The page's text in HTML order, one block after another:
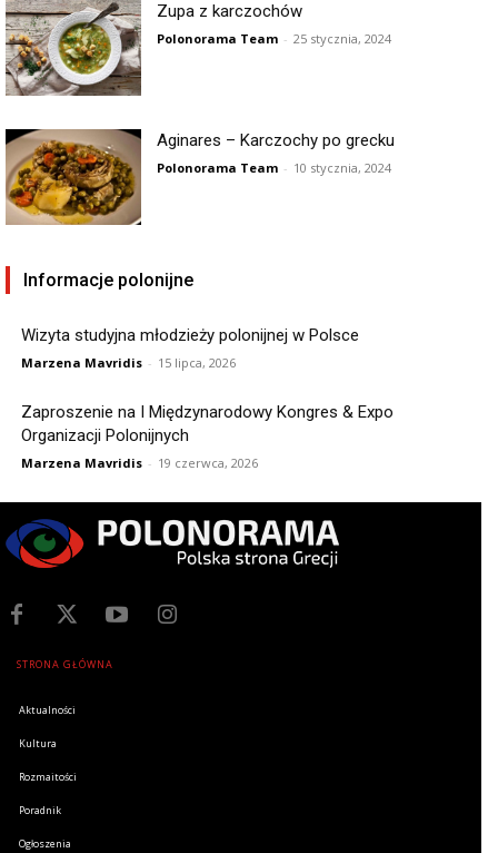
Zupa z karczochów
Polonorama Team - 25 stycznia, 2024
Aginares – Karczochy po grecku
Polonorama Team - 10 stycznia, 2024
Informacje polonijne
Wizyta studyjna młodzieży polonijnej w Polsce
Marzena Mavridis - 15 lipca, 2026
Zaproszenie na I Międzynarodowy Kongres & Expo
Organizacji Polonijnych
Marzena Mavridis - 19 czerwca, 2026
STRONA GŁÓWNA
Aktualności
Kultura
Rozmaitości
Poradnik
Ogłoszenia